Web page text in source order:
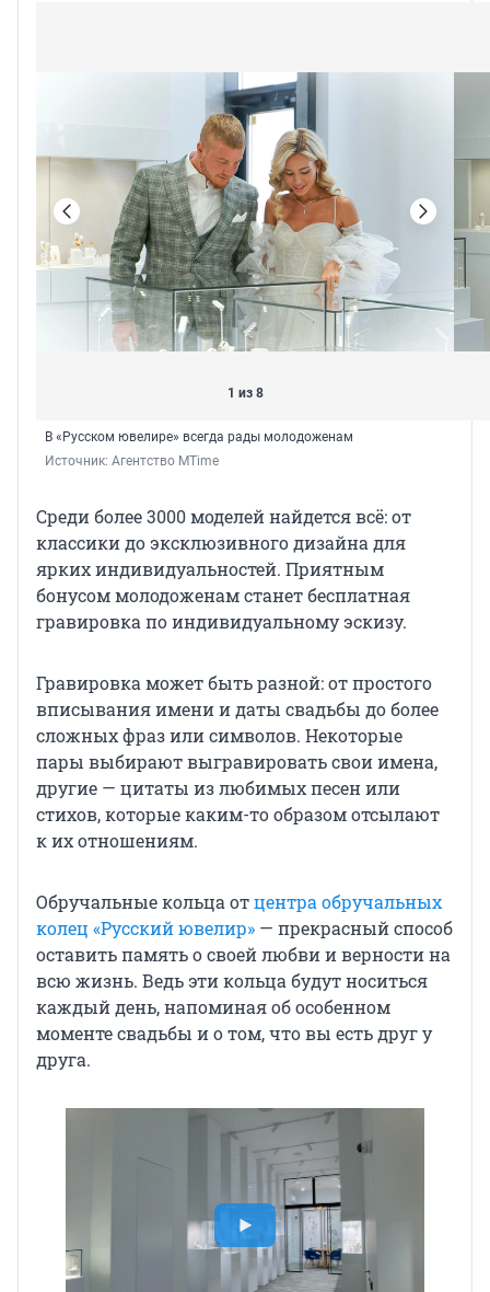
1 из 8
В «Русском ювелире» всегда рады молодоженам
Источник: Агентство MTime
Среди более 3000 моделей найдется всё: от
классики до эксклюзивного дизайна для
ярких индивидуальностей. Приятным
бонусом молодоженам станет бесплатная
гравировка по индивидуальному эскизу.
Гравировка может быть разной: от простого
вписывания имени и даты свадьбы до более
сложных фраз или символов. Некоторые
пары выбирают выгравировать свои имена,
другие — цитаты из любимых песен или
стихов, которые каким-то образом отсылают
к их отношениям.
Обручальные кольца отцентра обручальных
колец «Русский ювелир» — прекрасный способ
оставить память о своей любви и верности на
всю жизнь. Ведь эти кольца будут носиться
каждый день, напоминая об особенном
моменте свадьбы и о том, что вы есть друг у
друга.